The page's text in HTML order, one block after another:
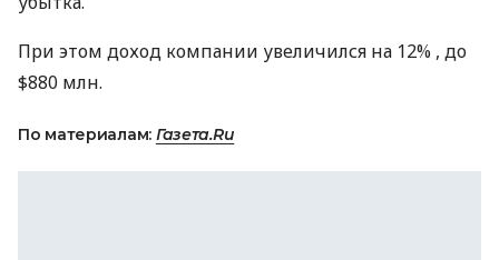
При этом доход компании увеличился на 12% , до
$880 млн.
По материалам: Газета.Ru